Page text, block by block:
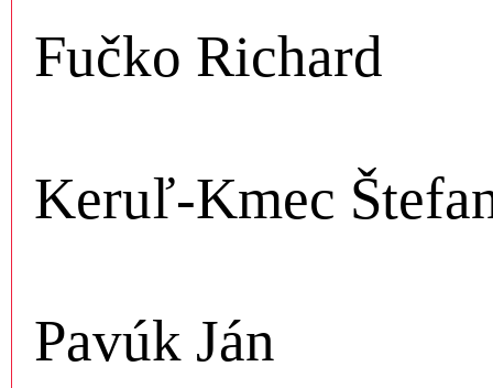
Fučko Richard
Keruľ-Kmec
Pavúk Ján